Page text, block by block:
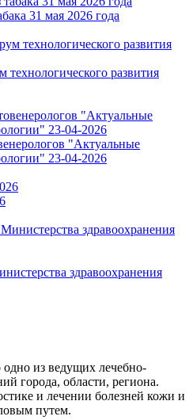
31 мая 2026 года
развития
"Актуальные
23-04-2026
здравоохранения
из ведущих лечебно-
города, области, региона.
и лечении болезней кожи и
путем.